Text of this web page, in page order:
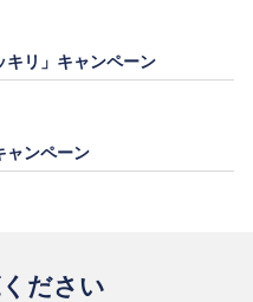
キリ」キャンペーン
ャンペーン
ださい